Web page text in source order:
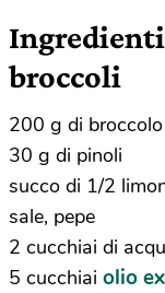
broccoli
200 g di broccolo
30 g di pinoli
succo di 1/2
sale, pepe
2 cucchiai di
5 cucchiai olio